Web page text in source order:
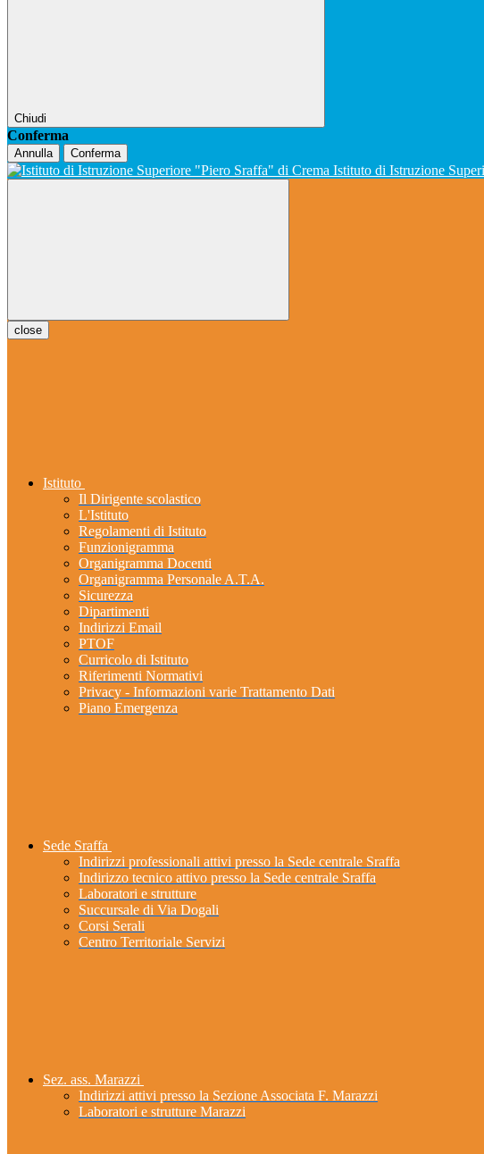
Chiudi
Conferma
Annulla Conferma
Istituto di Istruzione
close
Istituto
Il Dirigente scolastico
L'Istituto
Regolamenti di Istituto
Funzionigramma
Organigramma Docenti
Organigramma Personale A.T.A.
Sicurezza
Dipartimenti
Indirizzi Email
PTOF
Curricolo di Istituto
Riferimenti Normativi
Privacy - Informazioni varie Trattamento Dati
Piano Emergenza
Sede Sraffa
Indirizzi professionali attivi presso la Sede centrale Sraffa
Indirizzo tecnico attivo presso la Sede centrale Sraffa
Laboratori e strutture
Succursale di Via Dogali
Corsi Serali
Centro Territoriale Servizi
Sez. ass. Marazzi
Indirizzi attivi presso la Sezione Associata F. Marazzi
Laboratori e strutture Marazzi